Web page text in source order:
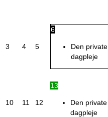
3 4 5
6
Den private
dagpleje
10 11 12
13
Den private
dagpleje